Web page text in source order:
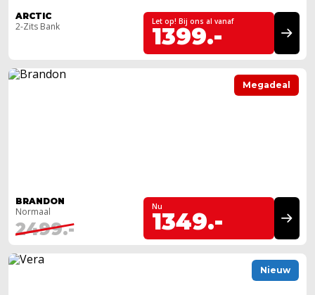
ARCTIC
2-Zits Bank Let op! Bij ons al vanaf
1399.-
Megadeal
BRANDON
Normaal
2499.-
Nu
1349.-
Nieuw